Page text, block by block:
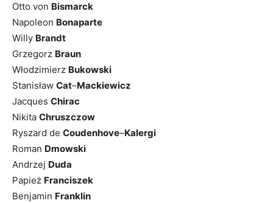
Otto von Bismarck
Napoleon Bonaparte
Willy Brandt
Grzegorz Braun
Włodzimierz Bukowski
Stanisław Cat–Mackiewicz
Jacques Chirac
Nikita Chruszczow
Ryszard de Coudenhove–Kalergi
Roman Dmowski
Andrzej Duda
Papież Franciszek
Benjamin Franklin